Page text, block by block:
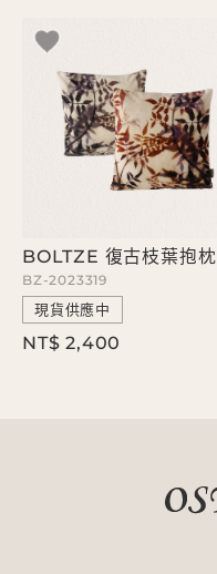
BOLTZE 復古枝葉抱枕
BZ-2023319
現貨供應中
NT$ 2,400